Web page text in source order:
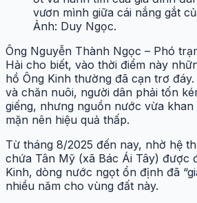
vươn mình giữa cái nắng gắt
Ảnh: Duy Ngọc.
Ông Nguyễn Thành Ngọc – Phó
Hải cho biết, vào thời điểm này
hồ Ông Kinh thường đã cạn trơ
và chăn nuôi, người dân phải tốn
giếng, nhưng nguồn nước vừa khan
mặn nên hiệu quả thấp.
Từ tháng 8/2025 đến nay, nhờ hệ
chứa Tân Mỹ (xã Bác Ái Tây) được
Kinh, dòng nước ngọt ổn định đã
nhiều năm cho vùng đất này.